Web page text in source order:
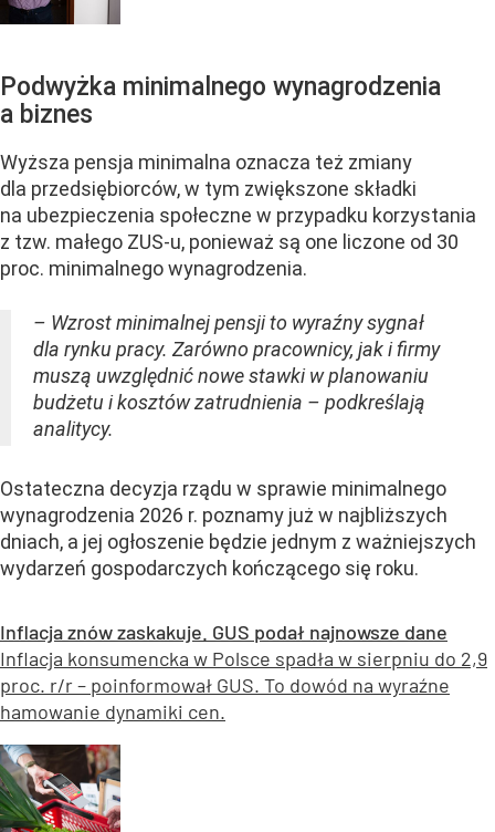
Podwyżka minimalnego wynagrodzenia
a biznes
Wyższa pensja minimalna oznacza też zmiany
dla przedsiębiorców, w tym zwiększone składki
na ubezpieczenia społeczne w przypadku korzystania
z tzw. małego ZUS-u, ponieważ są one liczone od 30
proc. minimalnego wynagrodzenia.
– Wzrost minimalnej pensji to wyraźny sygnał
dla rynku pracy. Zarówno pracownicy, jak i firmy
muszą uwzględnić nowe stawki w planowaniu
budżetu i kosztów zatrudnienia – podkreślają
analitycy.
Ostateczna decyzja rządu w sprawie minimalnego
wynagrodzenia 2026 r. poznamy już w najbliższych
dniach, a jej ogłoszenie będzie jednym z ważniejszych
wydarzeń gospodarczych kończącego się roku.
Inflacja znów zaskakuje. GUS podał najnowsze dane
Inflacja konsumencka w Polsce spadła w sierpniu do 2,9
proc. r/r – poinformował GUS. To dowód na wyraźne
hamowanie dynamiki cen.